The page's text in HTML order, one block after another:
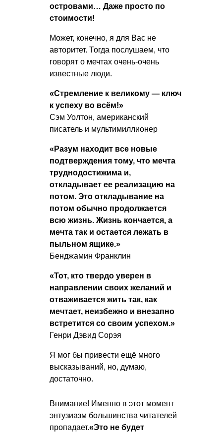
островами… Даже просто по
стоимости!
Может, конечно, я для Вас не
авторитет. Тогда послушаем, что
говорят о мечтах очень-очень
известные люди.
«Стремление к великому — ключ
к успеху во всём!»
Сэм Уолтон, американский
писатель и мультимиллионер
«Разум находит все новые
подтверждения тому, что мечта
труднодостижима и,
откладывает ее реализацию на
потом. Это откладывание на
потом обычно продолжается
всю жизнь. Жизнь кончается, а
мечта так и остается лежать в
пыльном ящике.»
Бенджамин Франклин
«Тот, кто твердо уверен в
направлении своих желаний и
отваживается жить так, как
мечтает, неизбежно и внезапно
встретится со своим успехом.»
Генри Дэвид Сорэя
Я мог бы привести ещё много
высказываний, но, думаю,
достаточно.
Внимание! Именно в этот момент
энтузиазм большинства читателей
пропадает.«Это не будет